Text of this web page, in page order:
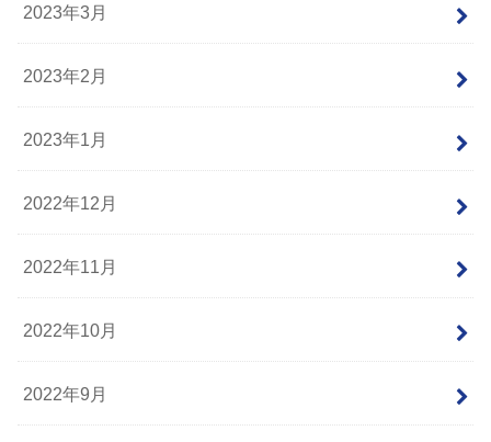
2023年3月
2023年2月
2023年1月
2022年12月
2022年11月
2022年10月
2022年9月